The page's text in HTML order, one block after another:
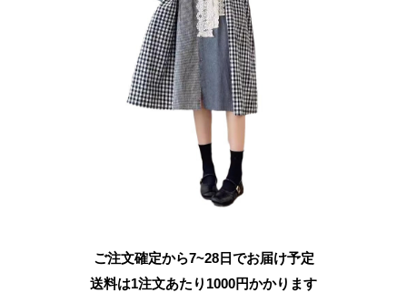
ご注文確定から7~28日でお届け予定
送料は1注文あたり 1000円かかります